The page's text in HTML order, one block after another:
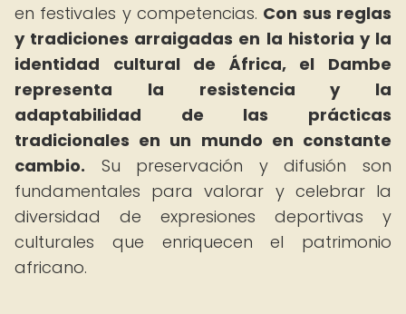
en festivales y competencias. Con sus reglas
y tradiciones arraigadas en la historia y la
identidad cultural de África, el Dambe
representa la resistencia y la
adaptabilidad de las prácticas
tradicionales en un mundo en constante
cambio. Su preservación y difusión son
fundamentales para valorar y celebrar la
diversidad de expresiones deportivas y
culturales que enriquecen el patrimonio
africano.